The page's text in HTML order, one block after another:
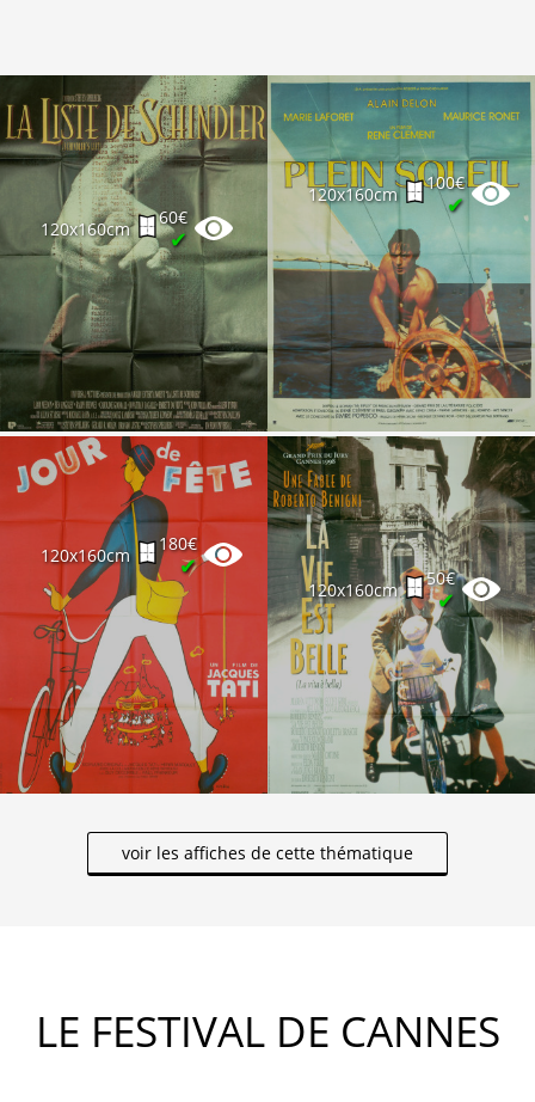
120x160cm
60€
✔
120x160cm
100€
✔
120x160cm
180€
✔
120x160cm
50€
✔
voir les affiches de cette thématique
LE FESTIVAL DE CANNES